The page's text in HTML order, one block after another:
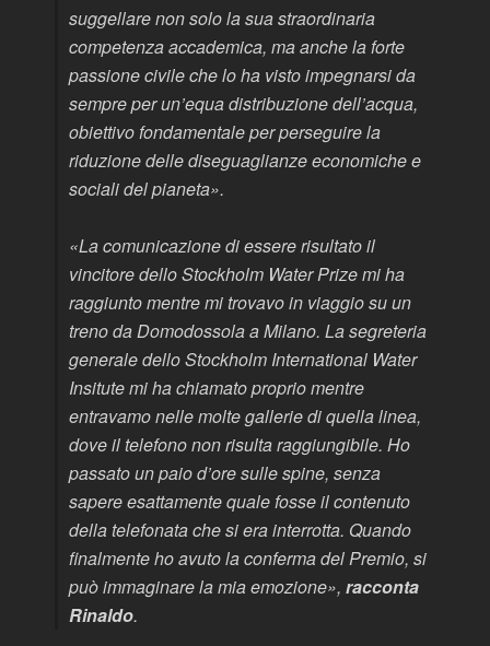
suggellare non solo la sua straordinaria
competenza accademica, ma anche la forte
passione civile che lo ha visto impegnarsi da
sempre per un’equa distribuzione dell’acqua,
obiettivo fondamentale per perseguire la
riduzione delle diseguaglianze economiche e
sociali del pianeta».
«La comunicazione di essere risultato il
vincitore dello Stockholm Water Prize mi ha
raggiunto mentre mi trovavo in viaggio su un
treno da Domodossola a Milano. La segreteria
generale dello Stockholm International Water
Insitute mi ha chiamato proprio mentre
entravamo nelle molte gallerie di quella linea,
dove il telefono non risulta raggiungibile. Ho
passato un paio d’ore sulle spine, senza
sapere esattamente quale fosse il contenuto
della telefonata che si era interrotta. Quando
finalmente ho avuto la conferma del Premio, si
può immaginare la mia emozione», racconta
Rinaldo.